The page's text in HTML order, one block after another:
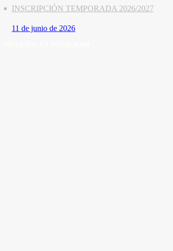
INSCRIPCIÓN TEMPORADA 2026/2027
11 de junio de 2026